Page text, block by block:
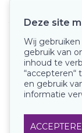
Deze site
Wij
gebruik van
inhoud te
en gebruik
informatie